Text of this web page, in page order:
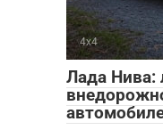
4х4
Лада Нива: